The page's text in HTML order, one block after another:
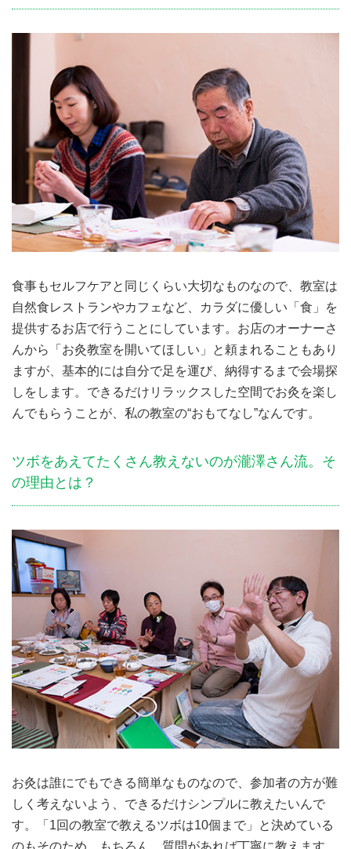
食事もセルフケアと同じくらい大切なものなので、教室は
自然食レストランやカフェなど、カラダに優しい「食」を
提供するお店で行うことにしています。お店のオーナーさ
んから「お灸教室を開いてほしい」と頼まれることもあり
ますが、基本的には自分で足を運び、納得するまで会場探
しをします。できるだけリラックスした空間でお灸を楽し
んでもらうことが、私の教室の“おもてなし”なんです。
ツボをあえてたくさん教えないのが瀧澤さん流。そ
の理由とは？
お灸は誰にでもできる簡単なものなので、参加者の方が難
しく考えないよう、できるだけシンプルに教えたいんで
す。「1回の教室で教えるツボは10個まで」と決めている
のもそのため。もちろん、質問があれば丁寧に教えます